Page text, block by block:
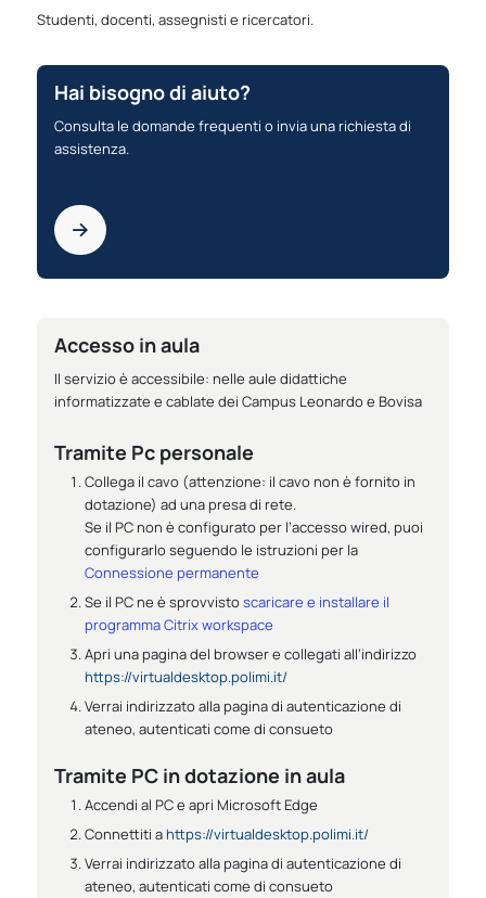
Studenti, docenti, assegnisti e ricercatori.
Hai bisogno di aiuto?
Consulta le domande frequenti o invia una richiesta di
assistenza.
Accesso in aula
Il servizio è accessibile: nelle aule didattiche
informatizzate e cablate dei Campus Leonardo e Bovisa
Tramite Pc personale
Collega il cavo (attenzione: il cavo non è fornito in
dotazione) ad una presa di rete.
Se il PC non è configurato per l’accesso wired, puoi
configurarlo seguendo le istruzioni per la
Connessione permanente
Se il PC ne è sprovvistoscaricare e installare il
programma Citrix workspace
Apri una pagina del browser e collegati all’indirizzo
https://virtualdesktop.polimi.it/
Verrai indirizzato alla pagina di autenticazione di
ateneo, autenticati come di consueto
Tramite PC in dotazione in aula
Accendi al PC e apri Microsoft Edge
Connettiti a https://virtualdesktop.polimi.it/
Verrai indirizzato alla pagina di autenticazione di
ateneo, autenticati come di consueto